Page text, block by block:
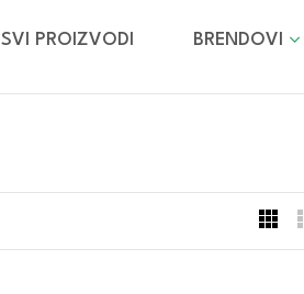
SVI PROIZVODI BRENDOVI